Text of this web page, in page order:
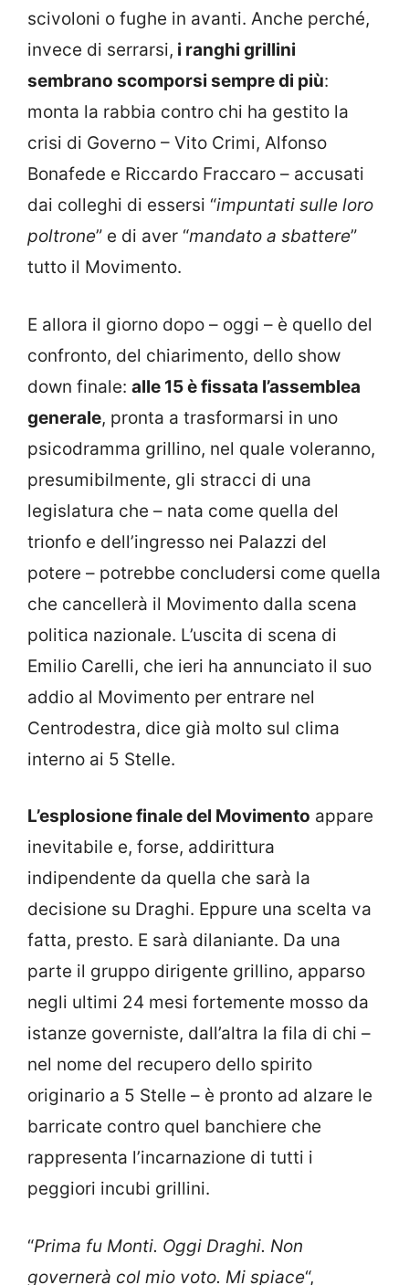
scivoloni o fughe in avanti. Anche perché,
invece di serrarsi, i ranghi grillini
sembrano scomporsi sempre di più:
monta la rabbia contro chi ha gestito la
crisi di Governo – Vito Crimi, Alfonso
Bonafede e Riccardo Fraccaro – accusati
dai colleghi di essersi “impuntati sulle loro
poltrone” e di aver “mandato a sbattere”
tutto il Movimento.
E allora il giorno dopo – oggi – è quello del
confronto, del chiarimento, dello show
down finale: alle 15 è fissata l’assemblea
generale, pronta a trasformarsi in uno
psicodramma grillino, nel quale voleranno,
presumibilmente, gli stracci di una
legislatura che – nata come quella del
trionfo e dell’ingresso nei Palazzi del
potere – potrebbe concludersi come quella
che cancellerà il Movimento dalla scena
politica nazionale. L’uscita di scena di
Emilio Carelli, che ieri ha annunciato il suo
addio al Movimento per entrare nel
Centrodestra, dice già molto sul clima
interno ai 5 Stelle.
L’esplosione finale del Movimento appare
inevitabile e, forse, addirittura
indipendente da quella che sarà la
decisione su Draghi. Eppure una scelta va
fatta, presto. E sarà dilaniante. Da una
parte il gruppo dirigente grillino, apparso
negli ultimi 24 mesi fortemente mosso da
istanze governiste, dall’altra la fila di chi –
nel nome del recupero dello spirito
originario a 5 Stelle – è pronto ad alzare le
barricate contro quel banchiere che
rappresenta l’incarnazione di tutti i
peggiori incubi grillini.
“Prima fu Monti. Oggi Draghi. Non
governerà col mio voto. Mi spiace“,